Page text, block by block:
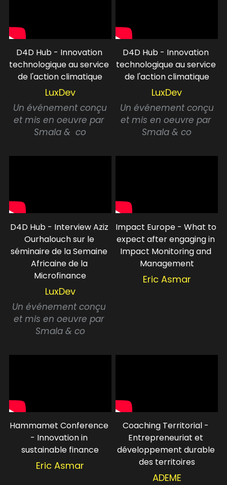
D4D Hub - Innovation
technologique au service
de l'action climatique
LuxDev
et mis en oeuvre par
Smala &  co
D4D Hub - Innovation
technologique au service
de l'action climatique
LuxDev
et mis en oeuvre par
Smala & co
D4D Hub - Interview Aziz
Ourhalouch sur le
séminaire de la Semaine
Africaine de la
Microfinance
LuxDev
Un événement conçu
et mis en oeuvre par
Smala & co
Impact Europe - What to
expect after engaging in
Impact Monitoring and
Management
Eric Asmar
Hammamet Conference
- Innovation in
sustainable finance
Eric Asmar
Coaching Territorial -
Entrepreneuriat et
développement durable
des territoires
ADEME